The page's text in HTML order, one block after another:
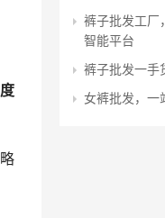
裤子批发工厂
智能平台
裤子批发一手
女裤批发，一